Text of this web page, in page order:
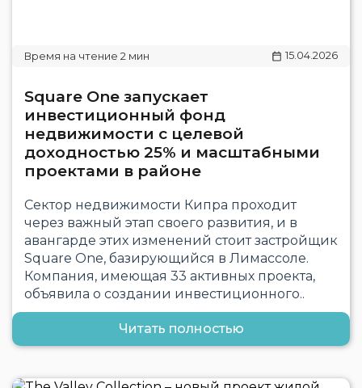
15.04.2026
Square One запускает
инвестиционный фонд
недвижимости с целевой
доходностью 25% и масштабными
проектами в районе
Сектор недвижимости Кипра проходит
через важный этап своего развития, и в
авангарде этих изменений стоит застройщик
Square One, базирующийся в Лимассоле.
Компания, имеющая 33 активных проекта,
объявила о создании инвестиционного..
Читать полностью